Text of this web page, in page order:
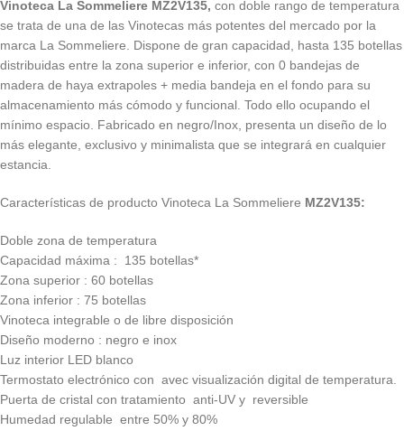
Vinoteca La Sommeliere MZ2V135, con doble rango de temperatura
se trata de una de las Vinotecas más potentes del mercado por la
marca La Sommeliere. Dispone de gran capacidad, hasta 135 botellas
distribuidas entre la zona superior e inferior, con 0 bandejas de
madera de haya extrapoles + media bandeja en el fondo para su
almacenamiento más cómodo y funcional. Todo ello ocupando el
mínimo espacio. Fabricado en negro/Inox, presenta un diseño de lo
más elegante, exclusivo y minimalista que se integrará en cualquier
estancia.
Características de producto Vinoteca La Sommeliere MZ2V135:
Doble zona de temperatura
Capacidad máxima :
135 botellas*
Zona superior : 60 botellas
Zona inferior : 75 botellas
Vinoteca integrable o de libre disposición
Diseño moderno : negro e inox
Luz interior LED blanco
Termostato electrónico con avec visualización digital de temperatura.
Puerta de cristal con tratamiento anti-UV y reversible
Humedad regulable entre 50% y 80%